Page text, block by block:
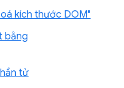
kích thước DOM"
bằng
tử